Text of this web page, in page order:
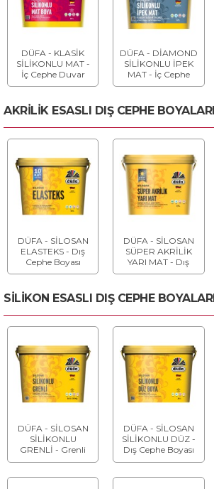
DÜFA - KLASİK
SİLİKONLU MAT -
İç Cephe Duvar
Boyası
DÜFA - DİAMOND
SİLİKONLU İPEK
MAT - İç Cephe
Boyası
AKRİLİK ESASLI DIŞ CEPHE BOYALARI
DÜFA - SİLOSAN
ELASTEKS - Dış
Cephe Boyası
DÜFA - SİLOSAN
SÜPER AKRİLİK
YARI MAT - Dış
Cephe Boyası
SİLİKON ESASLI DIŞ CEPHE BOYALARI
DÜFA - SİLOSAN
SİLİKONLU
GRENLİ - Grenli
Dış Cephe
DÜFA - SİLOSAN
SİLİKONLU DÜZ -
Dış Cephe Boyası